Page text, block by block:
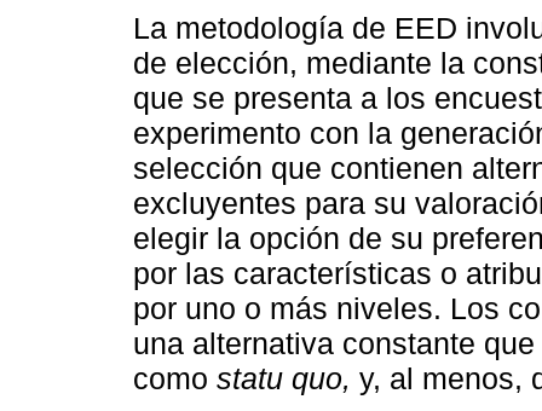
La metodología de EED
de elección, mediante la
que se presenta a los
experimento con la
selección que contienen
excluyentes para su
elegir la opción de su
por las características o
por uno o más niveles. Los
una alternativa constante
como statu quo, y, al menos,